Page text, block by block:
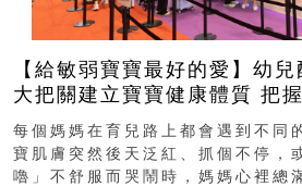
【給敏弱寶寶最好的愛】幼
大把關建立寶寶健康體質 把
每個媽媽在育兒路上都會遇到不同
寶肌膚突然後天泛紅、抓個不停，
嚕」不舒服而哭鬧時，媽媽心裡總